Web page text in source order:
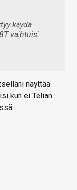
käydä
vaihtuisi
näyttää
kun ei Telian